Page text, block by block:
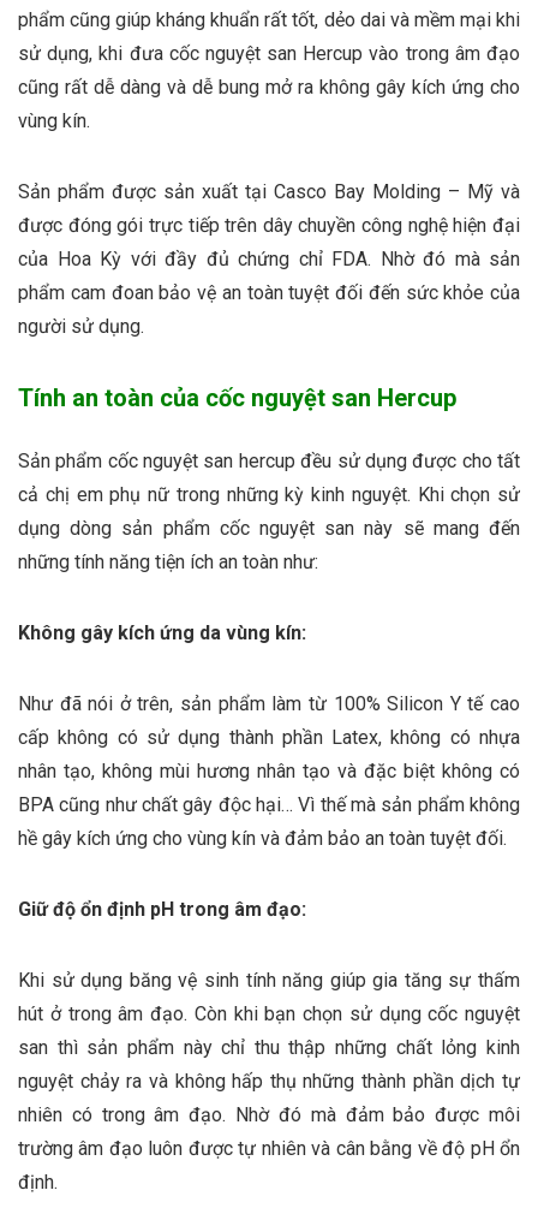
phẩm cũng giúp kháng khuẩn rất tốt, dẻo dai và mềm mại khi
sử dụng, khi đưa cốc nguyệt san Hercup vào trong âm đạo
cũng rất dễ dàng và dễ bung mở ra không gây kích ứng cho
vùng kín.
Sản phẩm được sản xuất tại Casco Bay Molding – Mỹ và
được đóng gói trực tiếp trên dây chuyền công nghệ hiện đại
của Hoa Kỳ với đầy đủ chứng chỉ FDA. Nhờ đó mà sản
phẩm cam đoan bảo vệ an toàn tuyệt đối đến sức khỏe của
người sử dụng.
Tính an toàn của cốc nguyệt san Hercup
Sản phẩm cốc nguyệt san hercup đều sử dụng được cho tất
cả chị em phụ nữ trong những kỳ kinh nguyệt. Khi chọn sử
dụng dòng sản phẩm cốc nguyệt san này sẽ mang đến
những tính năng tiện ích an toàn như:
Không gây kích ứng da vùng kín:
Như đã nói ở trên, sản phẩm làm từ 100% Silicon Y tế cao
cấp không có sử dụng thành phần Latex, không có nhựa
nhân tạo, không mùi hương nhân tạo và đặc biệt không có
BPA cũng như chất gây độc hại… Vì thế mà sản phẩm không
hề gây kích ứng cho vùng kín và đảm bảo an toàn tuyệt đối.
Giữ độ ổn định pH trong âm đạo:
Khi sử dụng băng vệ sinh tính năng giúp gia tăng sự thấm
hút ở trong âm đạo. Còn khi bạn chọn sử dụng cốc nguyệt
san thì sản phẩm này chỉ thu thập những chất lỏng kinh
nguyệt chảy ra và không hấp thụ những thành phần dịch tự
nhiên có trong âm đạo. Nhờ đó mà đảm bảo được môi
trường âm đạo luôn được tự nhiên và cân bằng về độ pH ổn
định.